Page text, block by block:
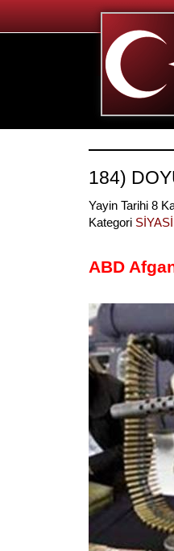
184)
Yayin Tarihi 8
Kategori SİYASİ
ABD